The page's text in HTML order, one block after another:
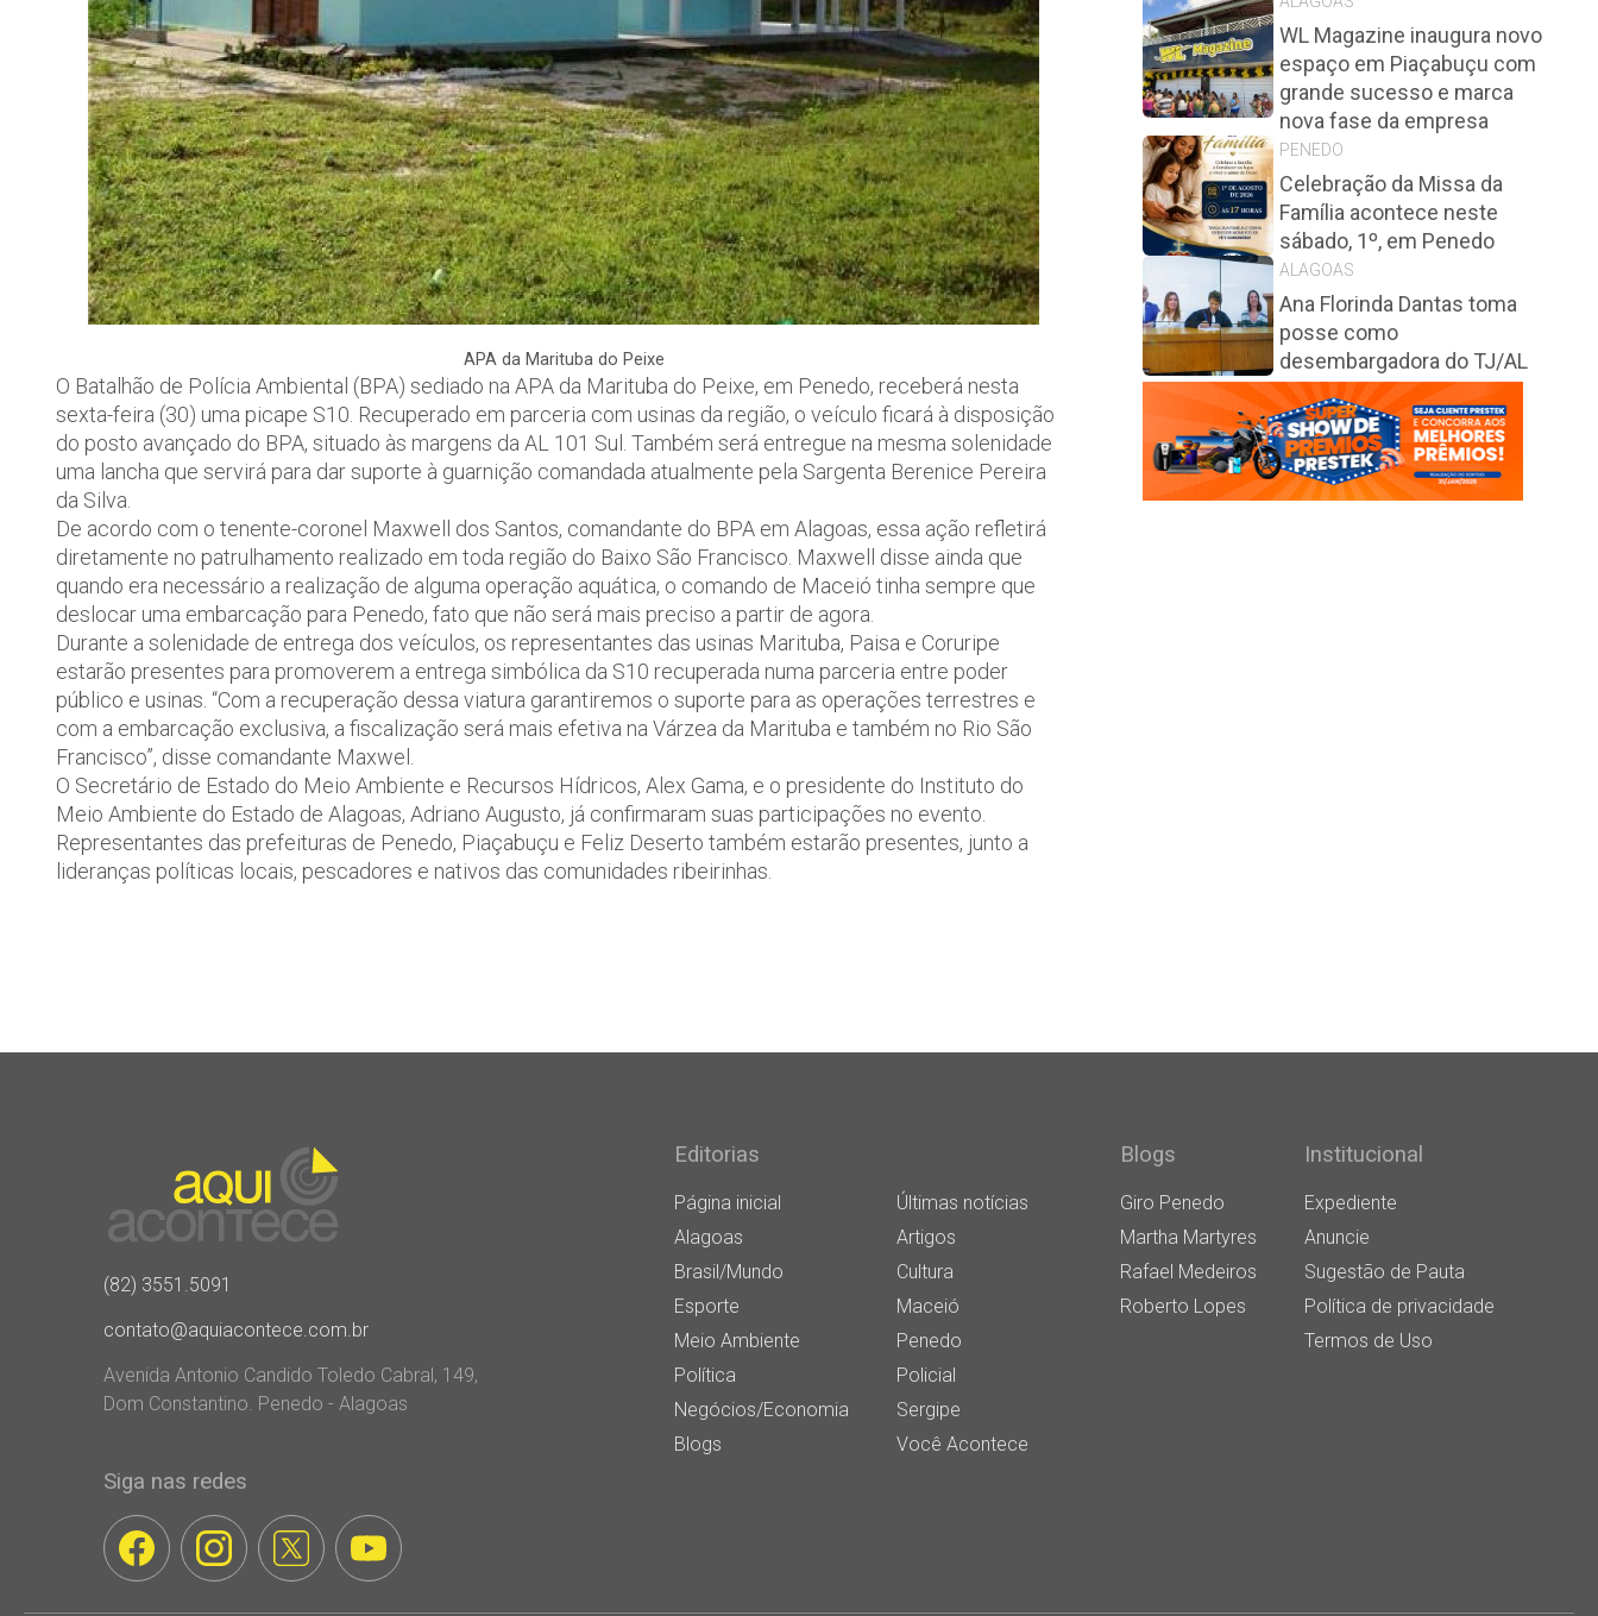
APA da Marituba do Peixe
O Batalhão de Polícia Ambiental (BPA) sediado na APA da Marituba do Peixe, em Penedo, receberá nesta
sexta-feira (30) uma picape S10. Recuperado em parceria com usinas da região, o veículo ficará à disposição
do posto avançado do BPA, situado às margens da AL 101 Sul. Também será entregue na mesma solenidade
uma lancha que servirá para dar suporte à guarnição comandada atualmente pela Sargenta Berenice Pereira
da Silva.
De acordo com o tenente-coronel Maxwell dos Santos, comandante do BPA em Alagoas, essa ação refletirá
diretamente no patrulhamento realizado em toda região do Baixo São Francisco. Maxwell disse ainda que
quando era necessário a realização de alguma operação aquática, o comando de Maceió tinha sempre que
deslocar uma embarcação para Penedo, fato que não será mais preciso a partir de agora.
Durante a solenidade de entrega dos veículos, os representantes das usinas Marituba, Paisa e Coruripe
estarão presentes para promoverem a entrega simbólica da S10 recuperada numa parceria entre poder
público e usinas. “Com a recuperação dessa viatura garantiremos o suporte para as operações terrestres e
com a embarcação exclusiva, a fiscalização será mais efetiva na Várzea da Marituba e também no Rio São
Francisco”, disse comandante Maxwel.
O Secretário de Estado do Meio Ambiente e Recursos Hídricos, Alex Gama, e o presidente do Instituto do
Meio Ambiente do Estado de Alagoas, Adriano Augusto, já confirmaram suas participações no evento.
Representantes das prefeituras de Penedo, Piaçabuçu e Feliz Deserto também estarão presentes, junto a
lideranças políticas locais, pescadores e nativos das comunidades ribeirinhas.
WL Magazine inaugura novo
espaço em Piaçabuçu com
grande sucesso e marca
nova fase da empresa
PENEDO
Celebração da Missa da
Família acontece neste
sábado, 1º, em Penedo
ALAGOAS
Ana Florinda Dantas toma
posse como
desembargadora do TJ/AL
(82) 3551.5091
contato@aquiacontece.com.br
Avenida Antonio Candido Toledo Cabral, 149,
Dom Constantino. Penedo - Alagoas
Siga nas redes
Editorias
Página inicial
Últimas notícias
Alagoas
Artigos
Brasil/Mundo
Cultura
Esporte
Maceió
Meio Ambiente
Penedo
Política
Policial
Negócios/Economia
Sergipe
Blogs
Você Acontece
Blogs
Giro Penedo
Martha Martyres
Rafael Medeiros
Roberto Lopes
Institucional
Expediente
Anuncie
Sugestão de Pauta
Política de privacidade
Termos de Uso